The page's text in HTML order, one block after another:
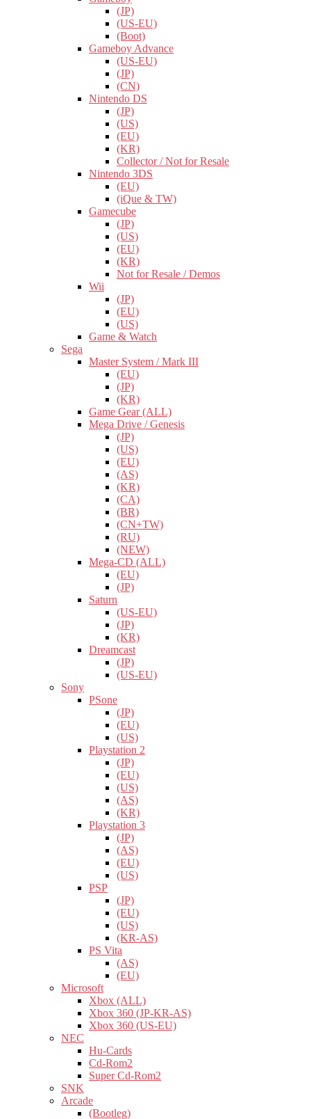
(JP)
(US-EU)
(Boot)
Gameboy Advance
(US-EU)
(JP)
(CN)
Nintendo DS
(JP)
(US)
(EU)
(KR)
Collector / Not for Resale
Nintendo 3DS
(EU)
(iQue & TW)
Gamecube
(JP)
(US)
(EU)
(KR)
Not for Resale / Demos
Wii
(JP)
(EU)
(US)
Game & Watch
Sega
Master System / Mark III
(EU)
(JP)
(KR)
Game Gear (ALL)
Mega Drive / Genesis
(JP)
(US)
(EU)
(AS)
(KR)
(CA)
(BR)
(CN+TW)
(RU)
(NEW)
Mega-CD (ALL)
(EU)
(JP)
Saturn
(US-EU)
(JP)
(KR)
Dreamcast
(JP)
(US-EU)
Sony
PSone
(JP)
(EU)
(US)
Playstation 2
(JP)
(EU)
(US)
(AS)
(KR)
Playstation 3
(JP)
(AS)
(EU)
(US)
PSP
(JP)
(EU)
(US)
(KR-AS)
PS Vita
(AS)
(EU)
Microsoft
Xbox (ALL)
Xbox 360 (JP-KR-AS)
Xbox 360 (US-EU)
NEC
Hu-Cards
Cd-Rom2
Super Cd-Rom2
SNK
Arcade
(Bootleg)